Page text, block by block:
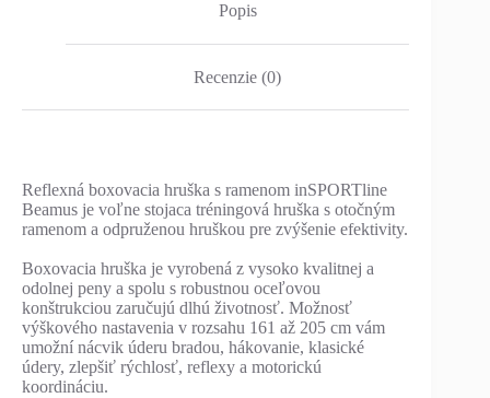
Popis
Recenzie (0)
Reflexná boxovacia hruška s ramenom inSPORTline
Beamus je voľne stojaca tréningová hruška s otočným
ramenom a odpruženou hruškou pre zvýšenie efektivity.
Boxovacia hruška je vyrobená z vysoko kvalitnej a
odolnej peny a spolu s robustnou oceľovou
konštrukciou zaručujú dlhú životnosť. Možnosť
výškového nastavenia v rozsahu 161 až 205 cm vám
umožní nácvik úderu bradou, hákovanie, klasické
údery, zlepšiť rýchlosť, reflexy a motorickú
koordináciu.